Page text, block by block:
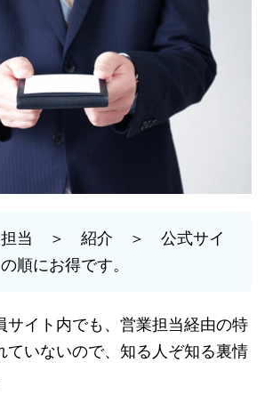
担当 ＞ 紹介 ＞ 公式サイ
順にお得です。
サイト内でも、営業担当経由の特
ていないので、知る人ぞ知る裏情